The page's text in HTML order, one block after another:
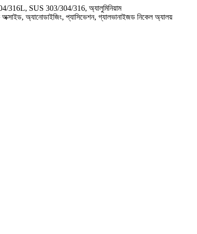
304/316L, SUS 303/304/316, অ্যালুমিনিয়াম
অ্যানোডাইজিং, প্যাসিভেশন, গ্যালভানাইজড নিকেল অ্যালয়